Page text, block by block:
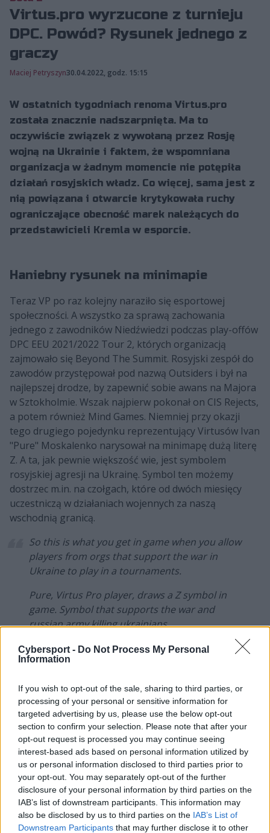
Cybersport - Do Not Process My Personal
Information
If you wish to opt-out of the sale, sharing to third parties, or
processing of your personal or sensitive information for
targeted advertising by us, please use the below opt-out
section to confirm your selection. Please note that after your
opt-out request is processed you may continue seeing
interest-based ads based on personal information utilized by
us or personal information disclosed to third parties prior to
your opt-out. You may separately opt-out of the further
disclosure of your personal information by third parties on the
IAB’s list of downstream participants. This information may
also be disclosed by us to third parties on the IAB’s List of
Downstream Participants that may further disclose it to other
Virtus.pro wyrzucone z turnieju
DPC. Powód? Rysunek jednego z
graczy
Maciej Petryszyn30.04.2022, godz. 15:15
W ostatnich tygodniach renoma Virtus.pro
została znacznie nadszarpnięta. Ma to
oczywiście związek z wywołaną przez Rosję
wojną na Ukrainie i faktem, że wspomniana
organizacja w żadnym momencie nie potępiła
działań rosyjskich władz. Co więcej, sama jest z
nią powiązana i otwarcie krytykowała ruchy
ograniczające obecność marek należących do
przedstawicieli Kremla w esporcie.
Haniebny rysunek na minimapie
Teraz VP po raz kolejny naraziło się esportowej
społeczności. A wszystko za sprawą zachowania
jednego z zawodników Niedźwiedzi podczas play-offów
DPC EEU 2021/2022 Tour 2, których organizacją
zajmowało się Beyond The Summit. Rosyjski zespół do
zawodów przystępował pod nazwą Outsiders i był na
najlepszej drodze, by zapewnić sobie awans na Majora
w Sztokholmie. Wszak najpierw pokonał on CIS Rejects,
a potem również Mind Games. Niemniej przy okazji
tego drugiego pojedynku reprezentujący Virtusów Ivan
"Pure" Moskalenko narysował na minimapę dużą literę
Z. A ta, jak pewnie większość wie, jest symbolem
rosyjskiej agresji na Ukrainę. Symbol ten możemy
dostrzec m.in. na czołgach, które od dwóch miesięcy
uczestniczą w działaniach wojennych za naszą
wschodnią granicą.
So this is what you get in game when you allow
players from orgs that support the war in
Ukraine to play in a tournaments.
Pure, Virtus Pro player, draws a Z symbol in
game. Symbol that supports the war and
russian army killing ukrainians
They should be banned. indefinetely
pic.twitter.com/LOC6VME8f1
— Vitalii Volochai #StandWithUkraine (@v1lat)
April 29, 2022
Konsekwencje dla gracza i organizacji
Jak nietrudno się domyślić, zachowanie 18-letniego
Rosjanina spotkało się z ogromną krytyką, której nie
zmniejszyły nawet późniejsze wyjaśnienia
opublikowane w formie wideo. –Chciałbym odnieść się
do rzeczy, która miała miejsce podczas pierwszego
meczu z Mind Games. Gra przez długi czas była